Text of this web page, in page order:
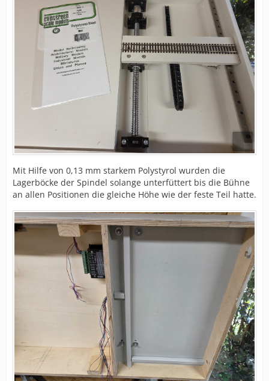
Mit Hilfe von 0,13 mm starkem Polystyrol wurden die
Lagerböcke der Spindel solange unterfüttert bis die Bühne
an allen Positionen die gleiche Höhe wie der feste Teil hatte.